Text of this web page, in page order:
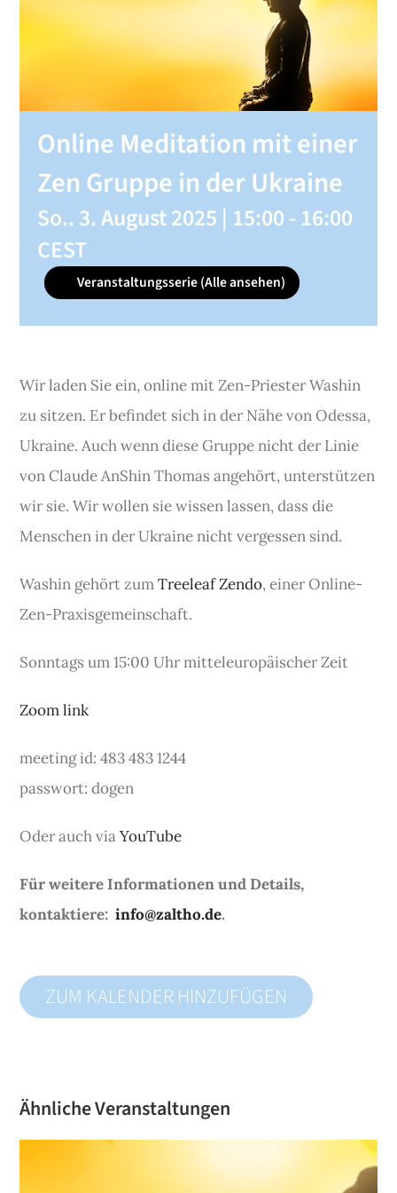
Spenden
Online Meditation mit einer
Zen Gruppe in der Ukraine
So.. 3. August 2025 | 15:00- 16:00
CEST
Veranstaltungsserie(Alle ansehen)
Wir laden Sie ein, online mit Zen-Priester Washin
zu sitzen. Er befindet sich in der Nähe von Odessa,
Ukraine. Auch wenn diese Gruppe nicht der Linie
von Claude AnShin Thomas angehört, unterstützen
wir sie. Wir wollen sie wissen lassen, dass die
Menschen in der Ukraine nicht vergessen sind.
Washin gehört zumTreeleaf Zendo, einer Online-
Zen-Praxisgemeinschaft.
Sonntags um 15:00 Uhr mitteleuropäischer Zeit
Zoom link
meeting id: 483 483 1244
passwort: dogen
Oder auch viaYouTube
Für weitere Informationen und Details,
kontaktiere:info@zaltho.de.
ZUM KALENDER HINZUFÜGEN
Ähnliche Veranstaltungen